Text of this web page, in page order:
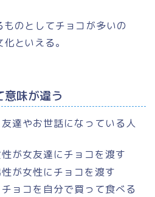
のとしてチョコが多いの
といえる。
意味が違う
達やお世話になっている人
が女友達にチョコを渡す
が女性にチョコを渡す
ョコを自分で買って食べる